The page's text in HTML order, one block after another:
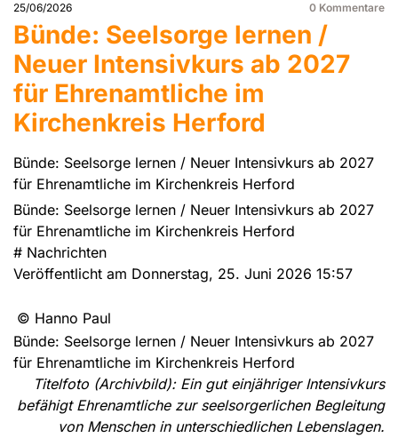
25/06/2026 0 Kommentare
Bünde: Seelsorge lernen /
Neuer Intensivkurs ab 2027
für Ehrenamtliche im
Kirchenkreis Herford
Bünde: Seelsorge lernen / Neuer Intensivkurs ab 2027
für Ehrenamtliche im Kirchenkreis Herford
Bünde: Seelsorge lernen / Neuer Intensivkurs ab 2027
für Ehrenamtliche im Kirchenkreis Herford
# Nachrichten
Veröffentlicht am Donnerstag, 25. Juni 2026 15:57
© Hanno Paul
Bünde: Seelsorge lernen / Neuer Intensivkurs ab 2027
für Ehrenamtliche im Kirchenkreis Herford
Titelfoto (Archivbild): Ein gut einjähriger Intensivkurs
befähigt Ehrenamtliche zur seelsorgerlichen Begleitung
von Menschen in unterschiedlichen Lebenslagen.